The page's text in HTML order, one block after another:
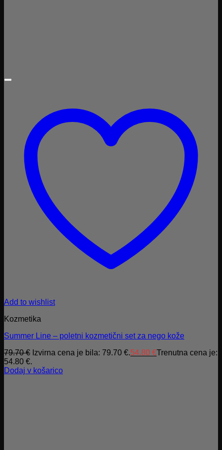
Add to wishlist
Kozmetika
Summer Line – poletni kozmetični set za nego kože
79.70€ Izvirna cena je bila: 79.70 €.54.80 €Trenutna cena je:
54.80 €.
Dodaj v košarico